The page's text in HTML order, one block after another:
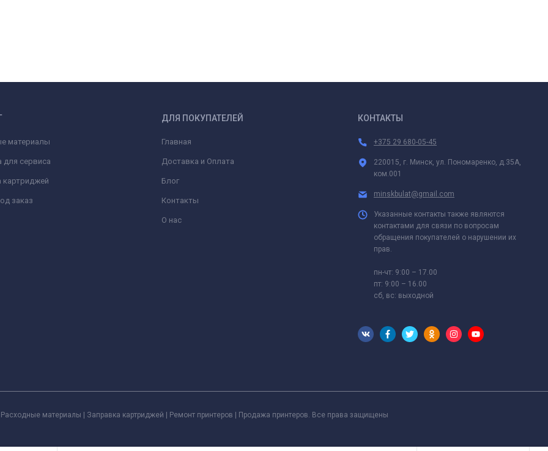
материалы
для сервиса
картриджей
заказ
ДЛЯ ПОКУПАТЕЛЕЙ
Главная
Доставка и Оплата
Блог
Контакты
О нас
КОНТАКТЫ
+375 29 680-05-45
220015, г. Минск, ул. Пономаренко, д.35А,
ком.001
minskbulat@gmail.com
Указанные контакты также являются
контактами для связи по вопросам
обращения покупателей о нарушении их
прав.
пн-чт: 9:00 – 17.00
пт: 9:00 – 16.00
сб, вс: выходной
материалы | Заправка картриджей | Ремонт принтеров | Продажа принтеров. Все права защищены